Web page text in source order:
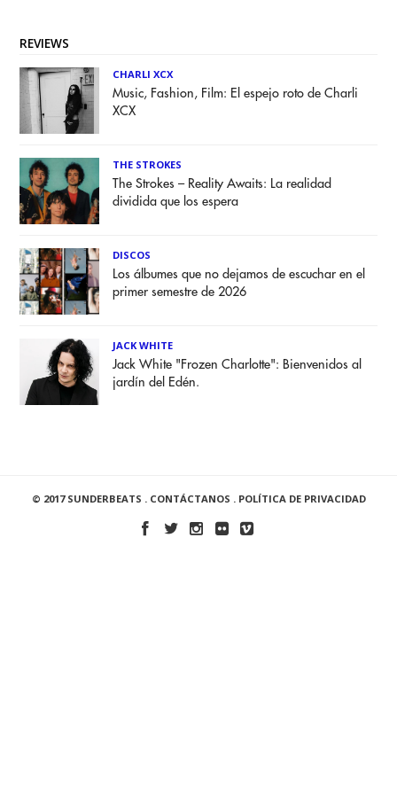
REVIEWS
CHARLI XCX
Music, Fashion, Film: El espejo roto de Charli
XCX
THE STROKES
The Strokes – Reality Awaits: La realidad
dividida que los espera
DISCOS
Los álbumes que no dejamos de escuchar en el
primer semestre de 2026
JACK WHITE
Jack White "Frozen Charlotte": Bienvenidos al
jardín del Edén.
© 2017 SUNDERBEATS . CONTÁCTANOS . POLÍTICA DE PRIVACIDAD